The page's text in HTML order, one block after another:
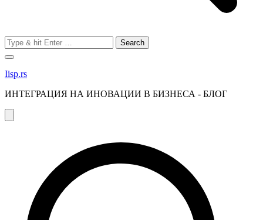
Search
for:
Iisp.rs
ИНТЕГРАЦИЯ НА ИНОВАЦИИ В БИЗНЕСА - БЛОГ